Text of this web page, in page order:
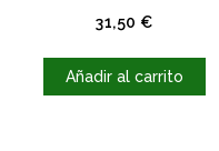
31,50 €Precio
Añadir al carrito